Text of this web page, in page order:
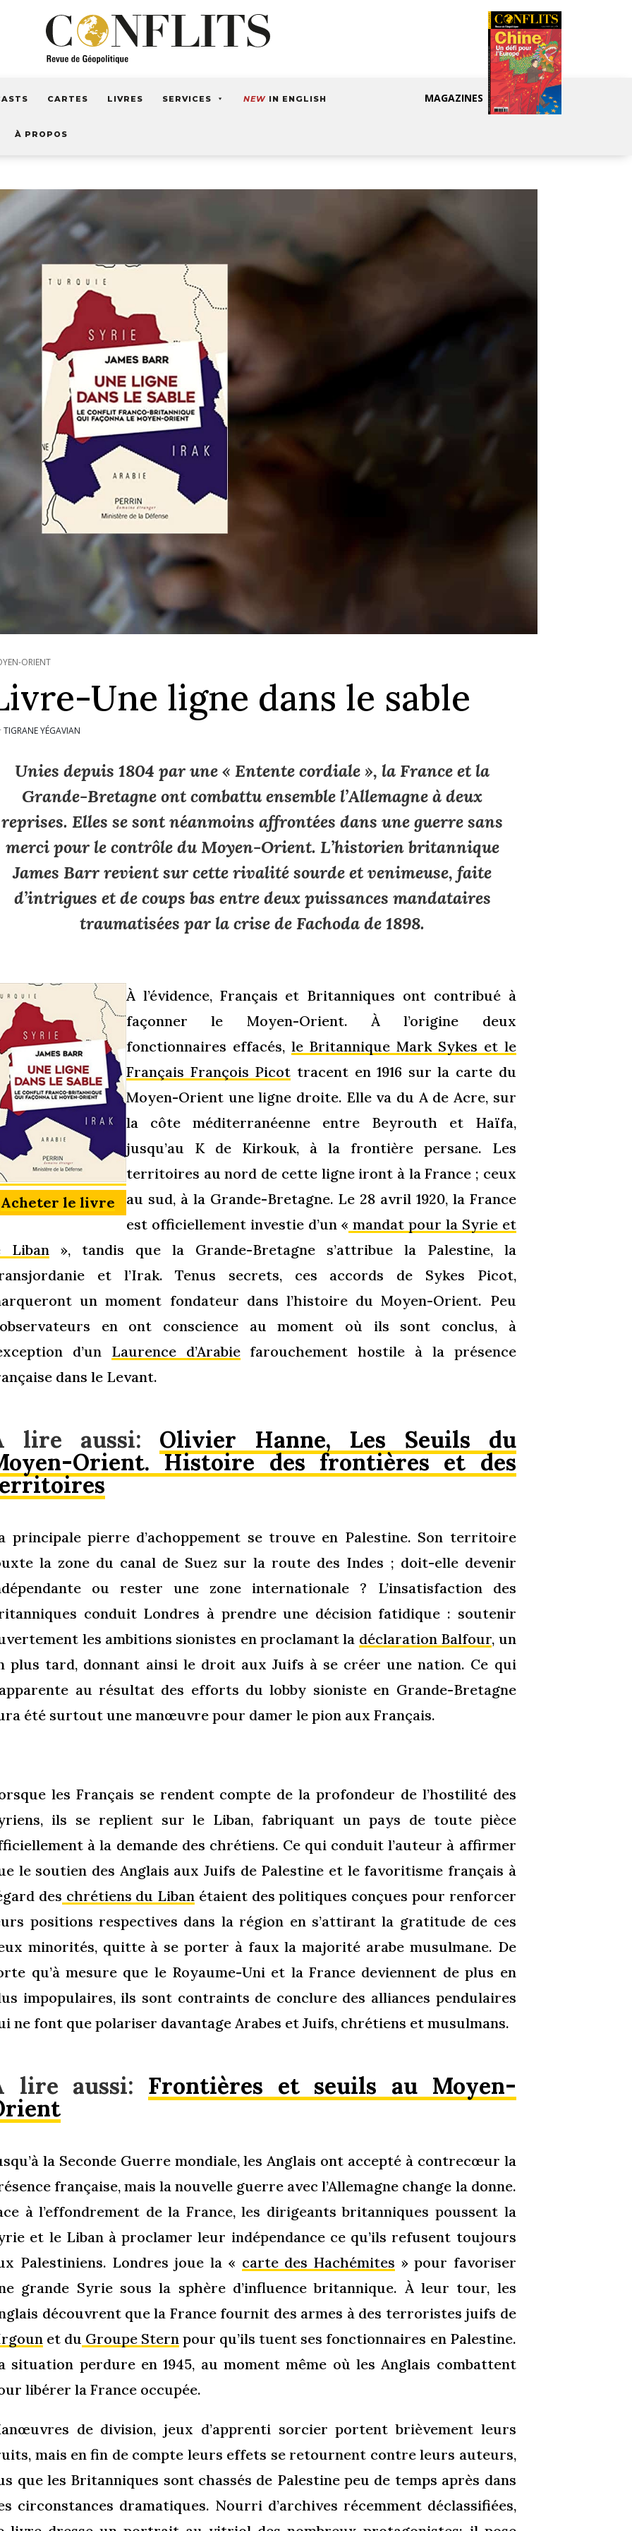
CARTES LIVRES SERVICES NEW IN ENGLISH
À PROPOS
MAGAZINES
ORIENT
Une ligne dans le sable
TIGRANE YÉGAVIAN
Unies depuis 1804 par une « Entente cordiale », la France et la
Grande-Bretagne ont combattu ensemble l’Allemagne à deux
reprises. Elles se sont néanmoins affrontées dans une guerre sans
merci pour le contrôle du Moyen-Orient. L’historien britannique
James Barr revient sur cette rivalité sourde et venimeuse, faite
d’intrigues et de coups bas entre deux puissances mandataires
traumatisées par la crise de Fachoda de 1898.
Acheter le livre
À l’évidence, Français et Britanniques ont contribué à
façonner le Moyen-Orient. À l’origine deux
fonctionnaires effacés, le Britannique Mark Sykes et le
Français François Picot tracent en 1916 sur la carte du
Moyen-Orient une ligne droite. Elle va du A de Acre, sur
la côte méditerranéenne entre Beyrouth et Haïfa,
jusqu’au K de Kirkouk, à la frontière persane. Les
territoires au nord de cette ligne iront à la France ; ceux
au sud, à la Grande-Bretagne. Le 28 avril 1920, la France
est officiellement investie d’un « mandat pour la Syrie et
Liban », tandis que la Grande-Bretagne s’attribue la Palestine, la
et l’Irak. Tenus secrets, ces accords de Sykes Picot,
un moment fondateur dans l’histoire du Moyen-Orient. Peu
en ont conscience au moment où ils sont conclus, à
d’un Laurence d’Arabiefarouchement hostile à la présence
dans le Levant.
lire aussi: Olivier Hanne, Les Seuils du
Orient. Histoire des frontières et des
principale pierre d’achoppement se trouve en Palestine. Son territoire
la zone du canal de Suez sur la route des Indes ; doit-elle devenir
ou rester une zone internationale ? L’insatisfaction des
conduit Londres à prendre une décision fatidique : soutenir
les ambitions sionistes en proclamant la déclaration Balfour, un
plus tard, donnant ainsi le droit aux Juifs à se créer une nation. Ce qui
au résultat des efforts du lobby sioniste en Grande-Bretagne
été surtout une manœuvre pour damer le pion aux Français.
les Français se rendent compte de la profondeur de l’hostilité des
ils se replient sur le Liban, fabriquant un pays de toute pièce
à la demande des chrétiens. Ce qui conduit l’auteur à affirmer
le soutien des Anglais aux Juifs de Palestine et le favoritisme français à
des chrétiens du Liban étaient des politiques conçues pour renforcer
positions respectives dans la région en s’attirant la gratitude de ces
minorités, quitte à se porter à faux la majorité arabe musulmane. De
qu’à mesure que le Royaume-Uni et la France deviennent de plus en
impopulaires, ils sont contraints de conclure des alliances pendulaires
ne font que polariser davantage Arabes et Juifs, chrétiens et musulmans.
lire aussi: Frontières et seuils au Moyen-
la Seconde Guerre mondiale, les Anglais ont accepté à contrecœur la
française, mais la nouvelle guerre avec l’Allemagne change la donne.
à l’effondrement de la France, les dirigeants britanniques poussent la
et le Liban à proclamer leur indépendance ce qu’ils refusent toujours
Palestiniens. Londres joue la « carte des Hachémites » pour favoriser
grande Syrie sous la sphère d’influence britannique. À leur tour, les
découvrent que la France fournit des armes à des terroristes juifs de
et du Groupe Stern pour qu’ils tuent ses fonctionnaires en Palestine.
situation perdure en 1945, au moment même où les Anglais combattent
libérer la France occupée.
de division, jeux d’apprenti sorcier portent brièvement leurs
mais en fin de compte leurs effets se retournent contre leurs auteurs,
que les Britanniques sont chassés de Palestine peu de temps après dans
circonstances dramatiques. Nourri d’archives récemment déclassifiées,